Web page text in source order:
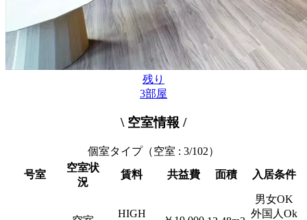
残り
3部屋
\ 空室情報 /
個室タイプ（空室 : 3/102）
号室
空室状
況
賃料 共益費 面積 入居条件
HIGH
男女OK
外国人Ok